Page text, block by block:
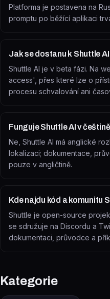
Platforma je postavena na
promptu po běžící aplikaci
Jak se dostanu k Shuttle
Shuttle AI je v beta fázi. Na
access', přes které lze o
procesu schvalování ani
Funguje Shuttle AI v
Ne, Shuttle AI má anglické
lokalizaci; dokumentace,
pouze v angličtině.
Kde najdu kód a komunitu
Shuttle je open-source
se sdružuje na Discordu a
dokumentaci, průvodce a
Kategorie